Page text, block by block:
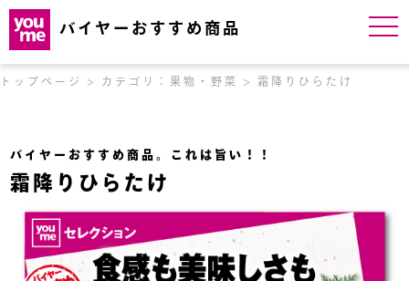
バイヤーおすすめ商品
トップページ カテゴリ：果物・野菜 霜降りひらたけ
バイヤーおすすめ商品。これは旨い！！
霜降りひらたけ